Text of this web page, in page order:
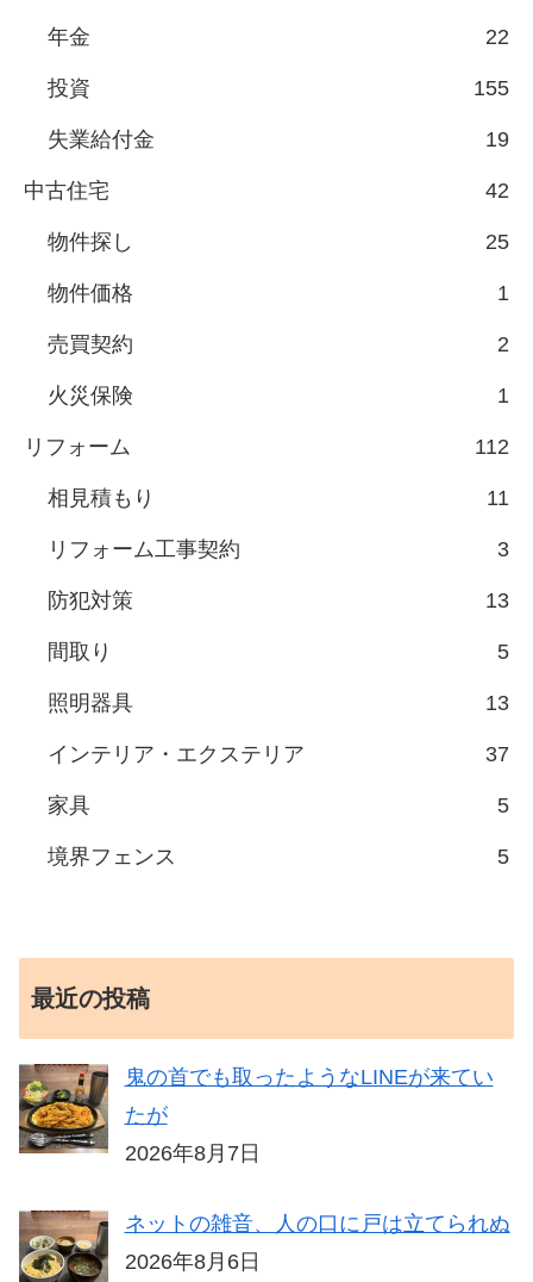
年金 22
投資 155
失業給付金 19
中古住宅 42
物件探し 25
物件価格 1
売買契約 2
火災保険 1
リフォーム 112
相見積もり 11
リフォーム工事契約 3
防犯対策 13
間取り 5
照明器具 13
インテリア・エクステリア 37
家具 5
境界フェンス 5
最近の投稿
鬼の首でも取ったようなLINEが来てい
たが
2026年8月7日
ネットの雑音、人の口に戸は立てられぬ
2026年8月6日